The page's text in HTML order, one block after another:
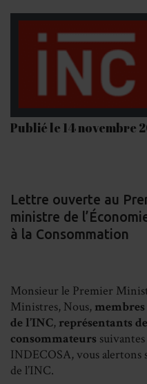
Publié le 14 novembre
Lettre ouverte au
ministre de
à la Consommation
Monsieur le Premier
Ministres, Nous,
de l’INC, représentants
consommateurs
INDECOSA, vous
de l’INC.